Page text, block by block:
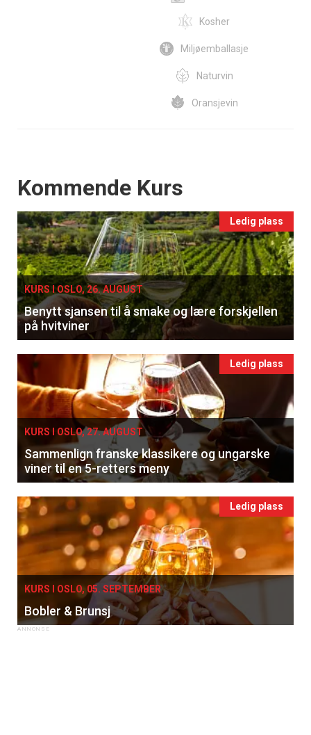
Kosher
Miljøemballasje
Naturvin
Oransjevin
Events
Kommende Kurs
Ledig plass
KURS I OSLO, 26. AUGUST
Benytt sjansen til å smake og lære forskjellen
på hvitviner
Ledig plass
KURS I OSLO, 27. AUGUST
Sammenlign franske klassikere og ungarske
viner til en 5-retters meny
Ledig plass
KURS I OSLO, 05. SEPTEMBER
Bobler & Brunsj